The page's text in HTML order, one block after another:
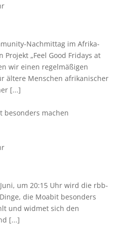
Nachmittag im Afrika-
Projekt „Feel Good Fridays at
wir einen regelmäßigen
ältere Menschen afrikanischer
[...]
besonders machen
um 20:15 Uhr wird die rbb-
die Moabit besonders
und widmet sich den
[...]